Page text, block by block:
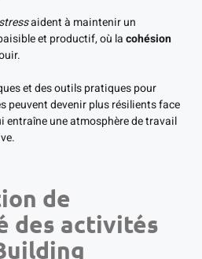
aident à maintenir un
et productif, où lacohésion
et des outils pratiques pour
peuvent devenir plus résilients face
entraîne une atmosphère de travail
de
des activités